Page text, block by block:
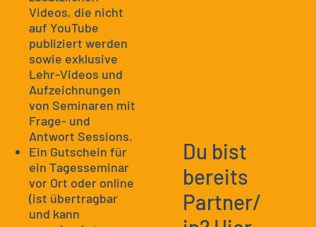
Videos, die nicht
auf YouTube
publiziert werden
sowie exklusive
Lehr-Videos und
Aufzeichnungen
von Seminaren mit
Frage- und
Antwort Sessions.
Ein Gutschein für
ein Tagesseminar
vor Ort oder online
(ist übertragbar
und kann
Du bist
bereits
Partner/